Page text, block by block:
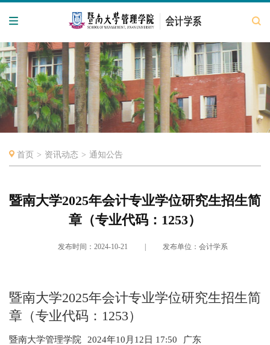
首页 > 资讯动态 > 通知公告
暨南大学2025年会计专业学位研究生招生简
章（专业代码：1253）
发布时间：2024-10-21 发布单位：会计学系
暨南大学2025年会计专业学位研究生招生简
章（专业代码：1253）
暨南大学管理学院 2024年10月12日 17:50 广东